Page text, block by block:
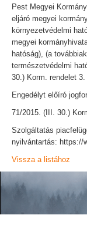
Pest Megyei
eljáró megyei
környezetvédelmi
megyei
hatóság), (a
természetvédelmi
30.) Korm. rendelet
Engedélyt előíró
71/2015. (III. 30.)
Szolgáltatás
nyilvántartás: https://
Vissza a listához